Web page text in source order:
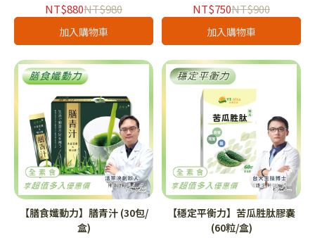
NT$880NT$980
加入購物車
NT$750NT$900
加入購物車
【膳食孅動力】膳青汁 (30包/
盒)
【穩定平衡力】苦瓜胜肽膠囊
(60粒/盒)